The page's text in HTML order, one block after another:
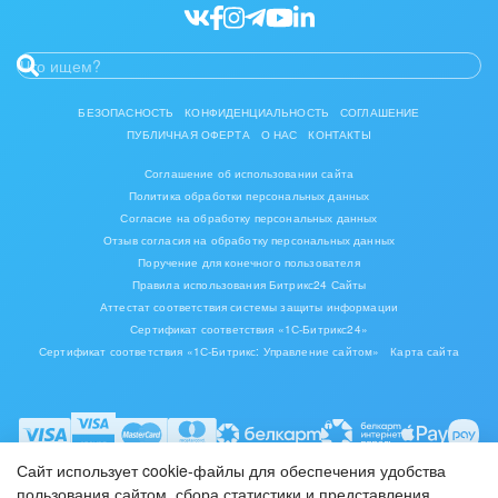
БЕЗОПАСНОСТЬ КОНФИДЕНЦИАЛЬНОСТЬ
СОГЛАШЕНИЕ
ПУБЛИЧНАЯ ОФЕРТА
О НАС КОНТАКТЫ
Соглашение об использовании сайта
Политика обработки персональных данных
Согласие на обработку персональных данных
Отзыв согласия на обработку персональных данных
Поручение для конечного пользователя
Правила использования Битрикс24 Сайты
Аттестат соответствия системы защиты информации
Сертификат соответствия «1С-Битрикс24»
Сертификат соответствия «1С-Битрикс: Управление сайтом»
Карта сайта
Сайт использует cookie-файлы для обеспечения удобства
пользования сайтом, сбора статистики и представления